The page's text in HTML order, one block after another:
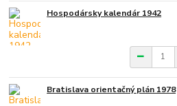
Hospodársky kalendár 1942
Bratislava orientačný plán 1978